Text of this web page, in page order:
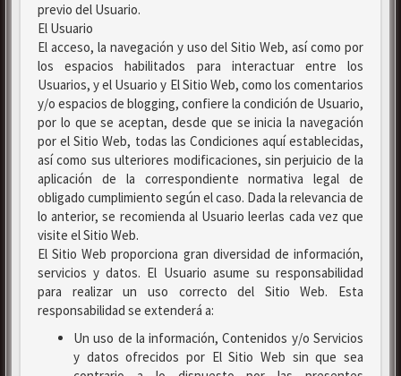
previo del Usuario.
El Usuario
El acceso, la navegación y uso del Sitio Web, así como por
los espacios habilitados para interactuar entre los
Usuarios, y el Usuario y El Sitio Web, como los comentarios
y/o espacios de blogging, confiere la condición de Usuario,
por lo que se aceptan, desde que se inicia la navegación
por el Sitio Web, todas las Condiciones aquí establecidas,
así como sus ulteriores modificaciones, sin perjuicio de la
aplicación de la correspondiente normativa legal de
obligado cumplimiento según el caso. Dada la relevancia de
lo anterior, se recomienda al Usuario leerlas cada vez que
visite el Sitio Web.
El Sitio Web proporciona gran diversidad de información,
servicios y datos. El Usuario asume su responsabilidad
para realizar un uso correcto del Sitio Web. Esta
responsabilidad se extenderá a:
Un uso de la información, Contenidos y/o Servicios
y datos ofrecidos por El Sitio Web sin que sea